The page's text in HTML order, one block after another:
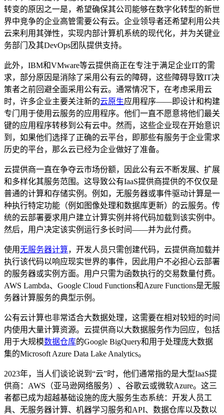
转变的原因之一是，希望确保其公司能够在数字化转型的新世
界中竞争的企业高管需要公有云。企业领导者还希望利用公共
云来利用其弹性，实现内部计算机系统的现代化，并为关键业
务部门及其DevOps团队提供支持。
此外，IBM和VMware等云提供商正在专注于满足企业IT的需
求，部分原因是消除了采用公有云的障碍，这些障碍导致IT决
策者之前回避全面采用公有云。通常情况下，在考虑采用云
时，许多企业主要关注新的云原生应用程序——即设计和构建
专门用于使用云服务的应用程序。他们一直不愿意将他们最关
键的应用程序转移到公有云中。然而，这些企业现在开始意识
到，如果他们选择了正确的云平台，即那些有服务于企业需求
历史的平台，那么云已经为企业做好了准备。
云提供商一直在争夺云市场份额，因此公有云不断发展、扩展
和多样化其服务范围。这导致公有IaaS提供商提供的不仅仅是
普通的计算和存储实例。例如，无服务器或事件驱动计算是一
种执行特定功能（例如图像处理和数据库更新）的云服务。传
统的云部署要求用户建立计算实例并将代码加载到该实例中。
然后，用户决定该实例运行多长时间——并为此付费。
使用无服务器计算，开发人员只需创建代码，云提供商加载并
执行该代码以响应现实世界的事件，因此用户不必担心云部署
的服务器或实例方面。用户只需为函数执行的交易数量付费。
AWS Lambda、Google Cloud Functions和Azure Functions是无服
务器计算服务的典型示例。
公有云计算也非常适合大数据处理，这需要在相对较短的时间
内使用大量计算资源。云提供商以大数据服务作为回应，包括
用于大规模数据仓库的Google BigQuery和用于处理庞大数据
集的Microsoft Azure Data Lake Analytics。
2023年，当人们谈论说到“云”时，他们通常指的是大型IaaS提
供商：AWS（亚马逊网络服务）、谷歌云或微软Azure。这三
者都已成为超越基础设施的庞大服务生态系统：开发人员工
具、无服务器计算、机器学习服务和API、数据仓库以及数以